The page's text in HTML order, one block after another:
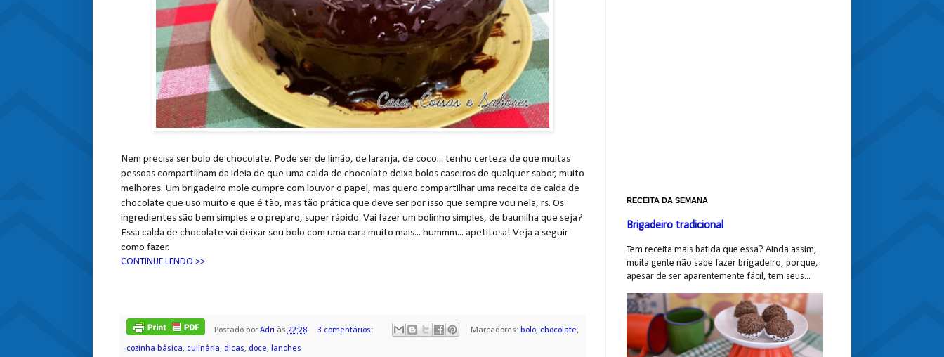
Nem precisa ser bolo de chocolate. Pode ser de limão, de laranja, de coco... tenho certeza de que muitas
pessoas compartilham da ideia de que uma calda de chocolate deixa bolos caseiros de qualquer sabor, muito
melhores. Um brigadeiro mole cumpre com louvor o papel, mas quero compartilhar uma receita de calda de
chocolate que uso muito e que é tão, mas tão prática que deve ser por isso que sempre vou nela, rs. Os
ingredientes são bem simples e o preparo, super rápido. Vai fazer um bolinho simples, de baunilha que seja?
Essa calda de chocolate vai deixar seu bolo com uma cara muito mais... hummm... apetitosa! Veja a seguir
como fazer.
CONTINUE LENDO >>
Postado por Adri às 22:28 3 comentários: Marcadores: bolo, chocolate,
cozinha básica, culinária, dicas, doce, lanches
RECEITA DA SEMANA
Brigadeiro tradicional
Tem receita mais batida que essa? Ainda assim,
muita gente não sabe fazer brigadeiro, porque,
apesar de ser aparentemente fácil, tem seus...